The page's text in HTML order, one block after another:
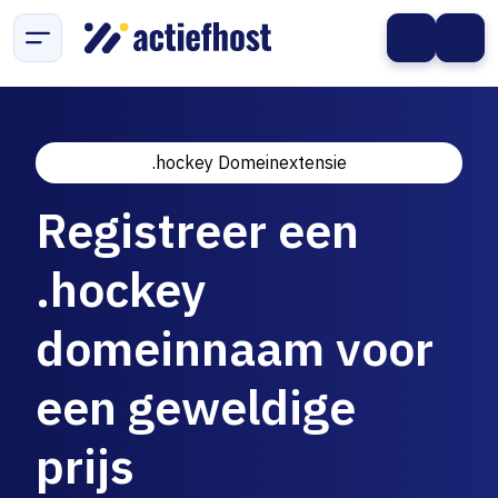
.hockey Domeinextensie
Registreer een
.hockey
domeinnaam voor
een geweldige
prijs